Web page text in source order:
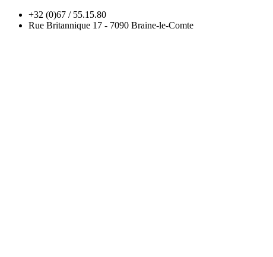
+32 (0)67 / 55.15.80
Rue Britannique 17 - 7090 Braine-le-Comte